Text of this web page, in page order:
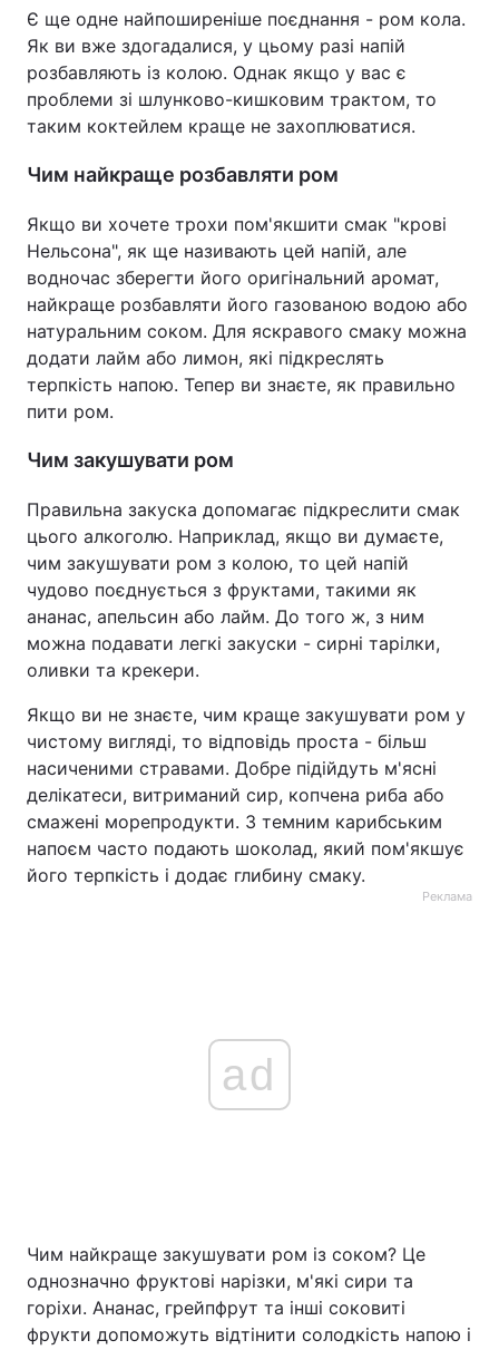
Є ще одне найпоширеніше поєднання - ром кола.
Як ви вже здогадалися, у цьому разі напій
розбавляють із колою. Однак якщо у вас є
проблеми зі шлунково-кишковим трактом, то
таким коктейлем краще не захоплюватися.
Чим найкраще розбавляти ром
Якщо ви хочете трохи пом'якшити смак "крові
Нельсона", як ще називають цей напій, але
водночас зберегти його оригінальний аромат,
найкраще розбавляти його газованою водою або
натуральним соком. Для яскравого смаку можна
додати лайм або лимон, які підкреслять
терпкість напою. Тепер ви знаєте, як правильно
пити ром.
Чим закушувати ром
Правильна закуска допомагає підкреслити смак
цього алкоголю. Наприклад, якщо ви думаєте,
чим закушувати ром з колою, то цей напій
чудово поєднується з фруктами, такими як
ананас, апельсин або лайм. До того ж, з ним
можна подавати легкі закуски - сирні тарілки,
оливки та крекери.
Якщо ви не знаєте, чим краще закушувати ром у
чистому вигляді, то відповідь проста - більш
насиченими стравами. Добре підійдуть м'ясні
делікатеси, витриманий сир, копчена риба або
смажені морепродукти. З темним карибським
напоєм часто подають шоколад, який пом'якшує
його терпкість і додає глибину смаку.
Реклама
ad
Чим найкраще закушувати ром із соком? Це
однозначно фруктові нарізки, м'які сири та
горіхи. Ананас, грейпфрут та інші соковиті
фрукти допоможуть відтінити солодкість напою і